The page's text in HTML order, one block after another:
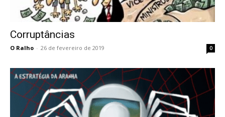
Corruptâncias
O Ralho - 26 de fevereiro de 2019 0